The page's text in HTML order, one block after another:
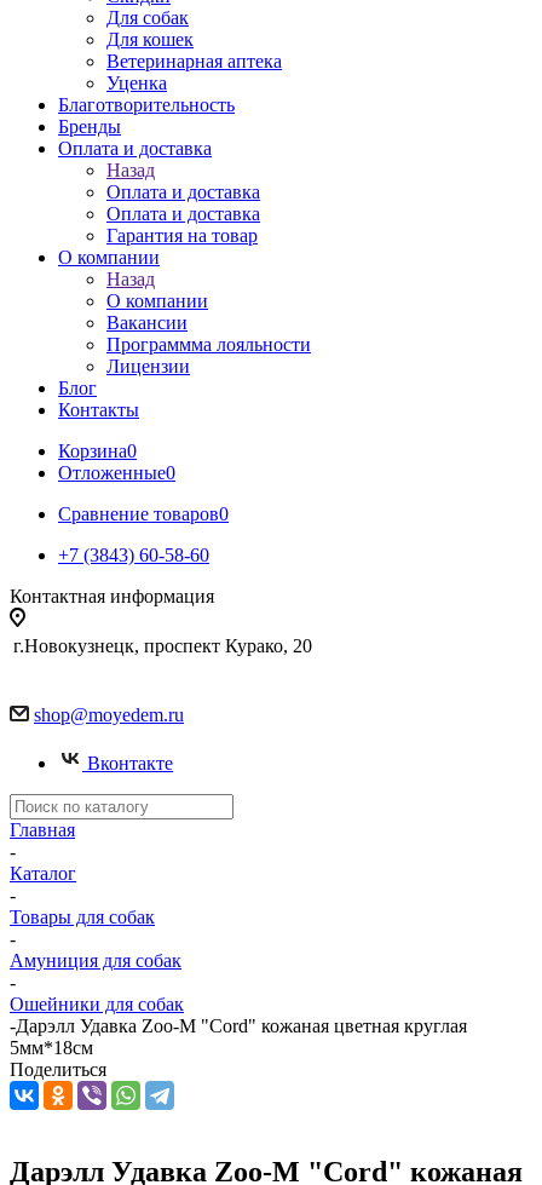
Для собак
Для кошек
Ветеринарная аптека
Уценка
Благотворительность
Бренды
Оплата и доставка
Назад
Оплата и доставка
Оплата и доставка
Гарантия на товар
О компании
Назад
О компании
Вакансии
Программма лояльности
Лицензии
Блог
Контакты
Корзина0
Отложенные0
Сравнение товаров0
+7 (3843) 60-58-60
Контактная информация
г.Новокузнецк, проспект Курако, 20
shop@moyedem.ru
Вконтакте
Главная
-
Каталог
-
Товары для собак
-
Амуниция для собак
-
Ошейники для собак
-Дарэлл Удавка Zoo-M "Cord" кожаная цветная круглая
5мм*18см
Поделиться
Дарэлл Удавка Zoo-M "Cord" кожаная